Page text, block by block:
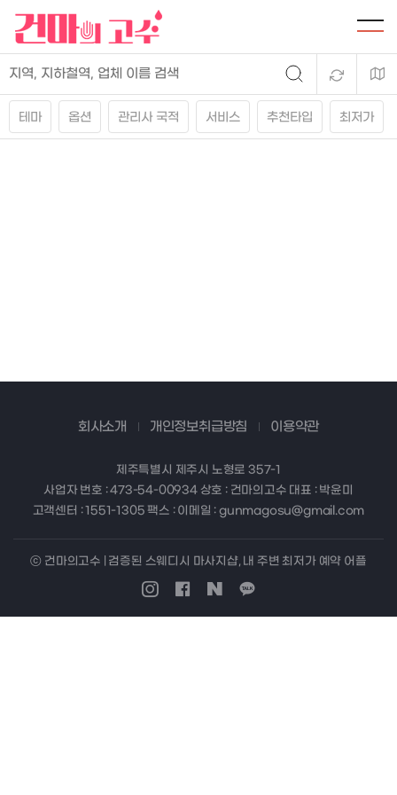
테마 옵션 관리사 국적 서비스 추천타입 최저가
회사소개 개인정보취급방침 이용약관
제주특별시 제주시 노형로 357-1
사업자 번호 : 473-54-00934 상호 : 건마의고수 대표 : 박윤미
고객센터 : 1551-1305 팩스 : 이메일 : gunmagosu@gmail.com
ⓒ 건마의고수 | 검증된 스웨디시 마사지샵, 내 주변 최저가 예약 어플